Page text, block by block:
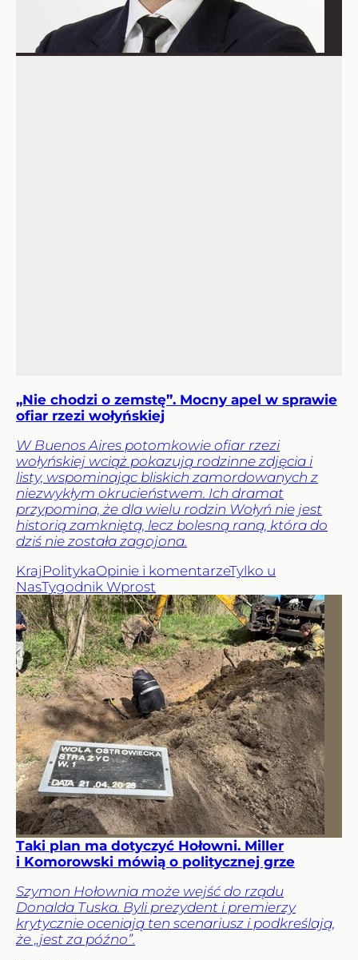
„Nie chodzi o zemstę”. Mocny apel w sprawie
ofiar rzezi wołyńskiej
W Buenos Aires potomkowie ofiar rzezi
wołyńskiej wciąż pokazują rodzinne zdjęcia i
listy, wspominając bliskich zamordowanych z
niezwykłym okrucieństwem. Ich dramat
przypomina, że dla wielu rodzin Wołyń nie jest
historią zamkniętą, lecz bolesną raną, która do
dziś nie została zagojona.
Kraj PolitykaOpinie i komentarzeTylko u
NasTygodnik Wprost
Taki plan ma dotyczyć Hołowni. Miller
i Komorowski mówią o politycznej grze
Szymon Hołownia może wejść do rządu
Donalda Tuska. Byli prezydent i premierzy
krytycznie oceniają ten scenariusz i podkreślają,
że „jest za późno”.